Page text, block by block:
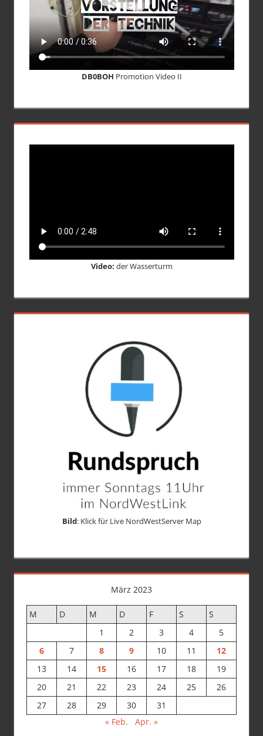
DB0BOH Promotion Video II
Video: der Wasserturm
Bild: Klick für Live NordWestServer Map
März 2023
M D M D F S
S
1
2 3 4
5
6
7 8 9 10 11
12
13
14 15 16 17 18
19
20
21 22 23 24 25
26
27
28 29 30
31
« Feb.
Apr. »